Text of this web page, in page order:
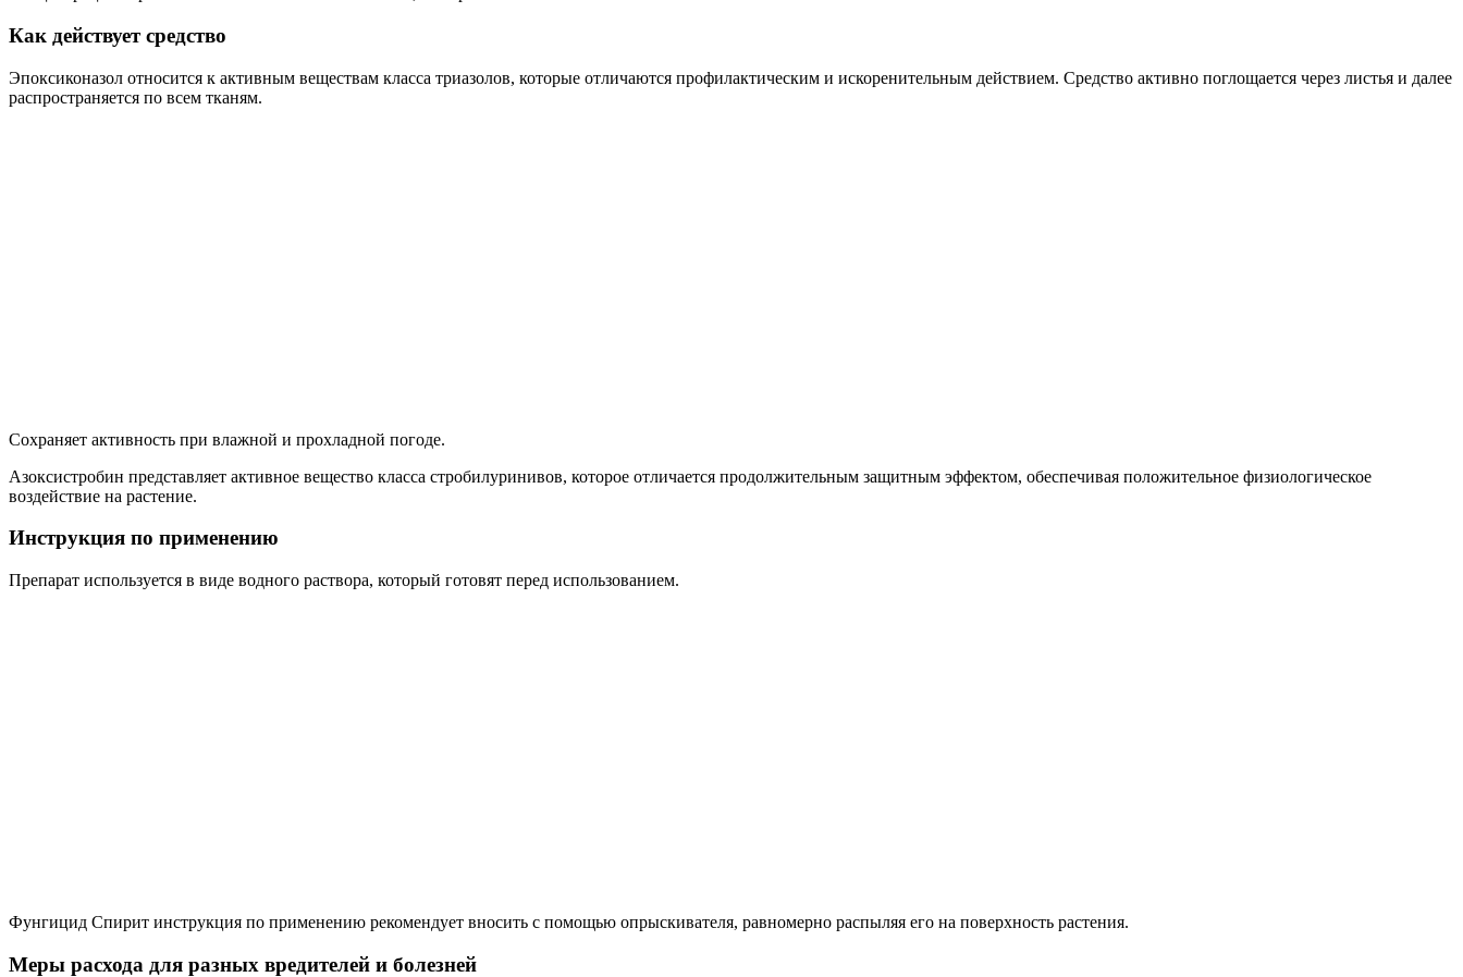
Как действует средство
Эпоксиконазол относится к активным веществам класса триазолов, которые отличаются профилактическим и искоренительным действием. Средство активно поглощается через листья и далее
распространяется по всем тканям.
Сохраняет активность при влажной и прохладной погоде.
Азоксистробин представляет активное вещество класса стробилуринивов, которое отличается продолжительным защитным эффектом, обеспечивая положительное физиологическое
воздействие на растение.
Инструкция по применению
Препарат используется в виде водного раствора, который готовят перед использованием.
Фунгицид Спирит инструкция по применению рекомендует вносить с помощью опрыскивателя, равномерно распыляя его на поверхность растения.
Меры расхода для разных вредителей и болезней